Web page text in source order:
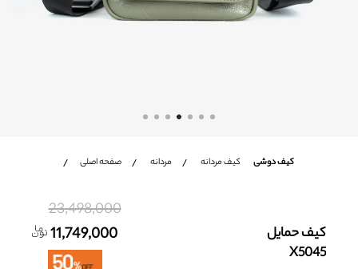
کیف دوشی کیف مردانه مردانه صفحه اصلی
کیف حمایل
X5045
11,749,000
23,498,000